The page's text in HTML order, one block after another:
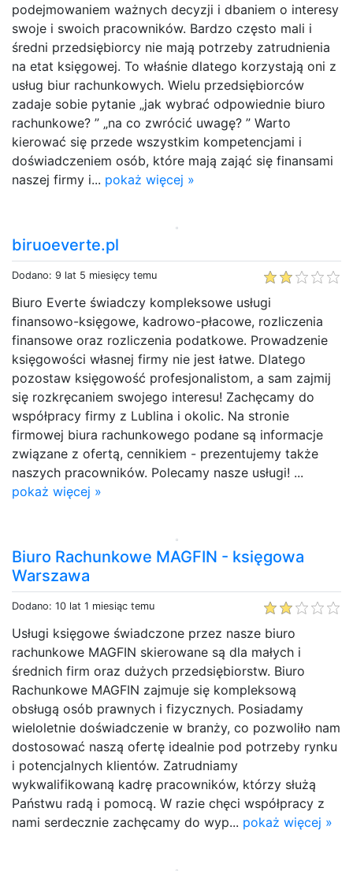
podejmowaniem ważnych decyzji i dbaniem o interesy
swoje i swoich pracowników. Bardzo często mali i
średni przedsiębiorcy nie mają potrzeby zatrudnienia
na etat księgowej. To właśnie dlatego korzystają oni z
usług biur rachunkowych. Wielu przedsiębiorców
zadaje sobie pytanie „jak wybrać odpowiednie biuro
rachunkowe? ” „na co zwrócić uwagę? ” Warto
kierować się przede wszystkim kompetencjami i
doświadczeniem osób, które mają zająć się finansami
naszej firmy i... pokaż więcej »
biruoeverte.pl
Dodano: 9 lat 5 miesięcy temu
Biuro Everte świadczy kompleksowe usługi
finansowo-księgowe, kadrowo-płacowe, rozliczenia
finansowe oraz rozliczenia podatkowe. Prowadzenie
księgowości własnej firmy nie jest łatwe. Dlatego
pozostaw księgowość profesjonalistom, a sam zajmij
się rozkręcaniem swojego interesu! Zachęcamy do
współpracy firmy z Lublina i okolic. Na stronie
firmowej biura rachunkowego podane są informacje
związane z ofertą, cennikiem - prezentujemy także
naszych pracowników. Polecamy nasze usługi! ...
pokaż więcej »
Biuro Rachunkowe MAGFIN - księgowa
Warszawa
Dodano: 10 lat 1 miesiąc temu
Usługi księgowe świadczone przez nasze biuro
rachunkowe MAGFIN skierowane są dla małych i
średnich firm oraz dużych przedsiębiorstw. Biuro
Rachunkowe MAGFIN zajmuje się kompleksową
obsługą osób prawnych i fizycznych. Posiadamy
wieloletnie doświadczenie w branży, co pozwoliło nam
dostosować naszą ofertę idealnie pod potrzeby rynku
i potencjalnych klientów. Zatrudniamy
wykwalifikowaną kadrę pracowników, którzy służą
Państwu radą i pomocą. W razie chęci współpracy z
nami serdecznie zachęcamy do wyp... pokaż więcej »